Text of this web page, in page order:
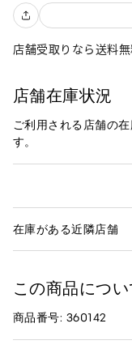
店舗受取りなら送料
店舗在庫状況
ご利用される店舗の
す。
在庫がある近隣店舗
この商品につい
商品番号: 360142